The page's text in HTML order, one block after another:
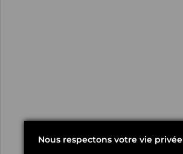
Nous respectons votre vie privée